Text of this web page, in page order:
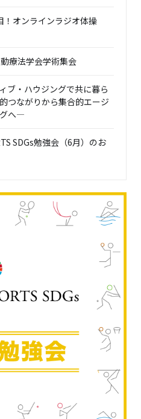
！オンラインラジオ体操
療法学会学術集会
ブ・ハウジングで共に暮ら
つながりから集合的エージ
へ―
SDGs勉強会（6月）のお